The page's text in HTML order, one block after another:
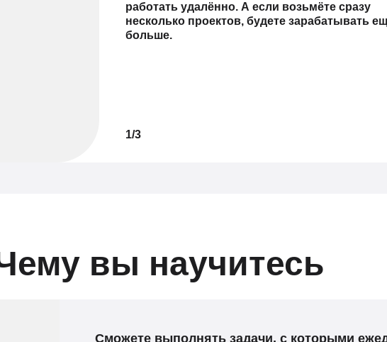
работать удалённо. А если возьмёте сразу
несколько проектов, будете зарабатывать
больше.
1/3
вы научитесь
Сможете выполнять задачи, с которыми